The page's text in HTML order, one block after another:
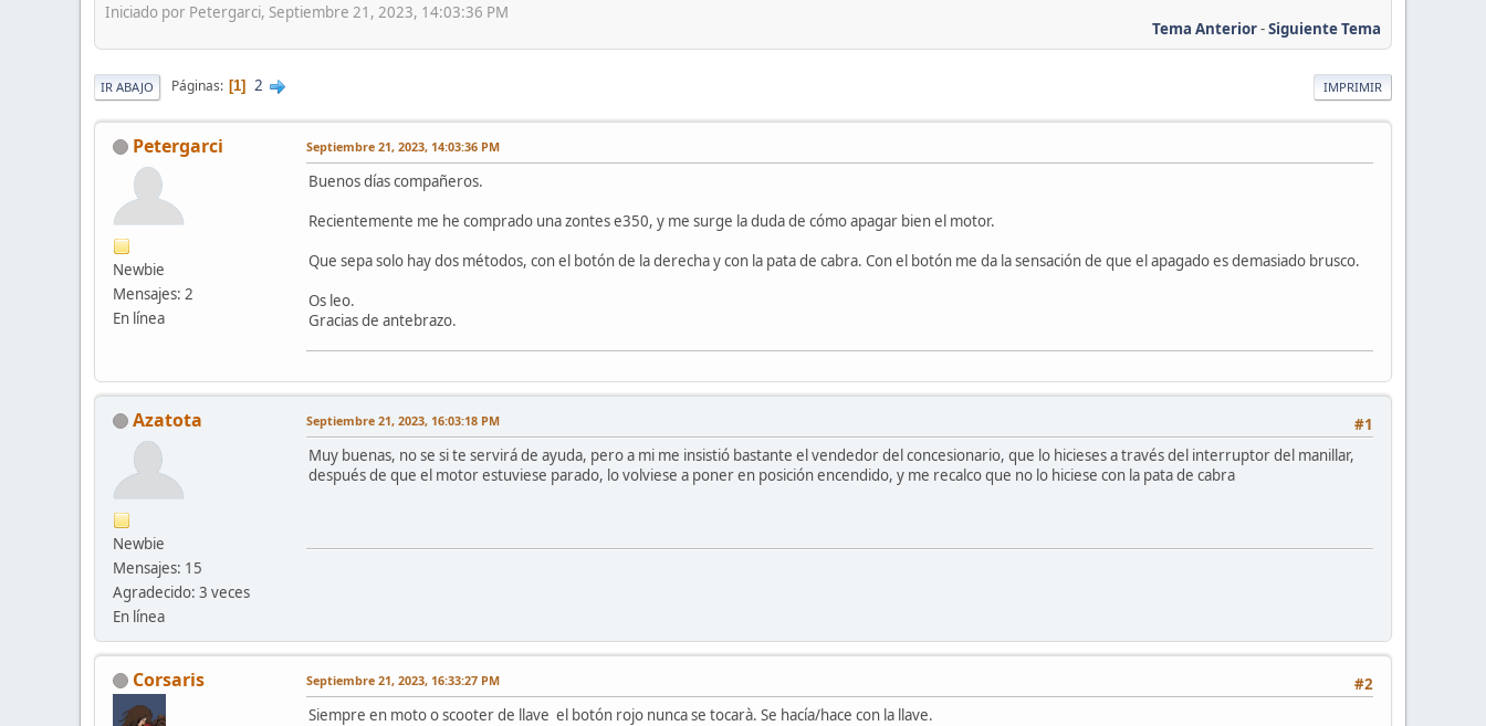
Iniciado por Petergarci, Septiembre 21, 2023, 14:03:36 PM
Tema Anterior-Siguiente Tema
IMPRIMIR
IR ABAJO Páginas 1 2
Petergarci
Newbie
Mensajes: 2
En línea
Septiembre 21, 2023, 14:03:36 PM
Buenos días compañeros.
Recientemente me he comprado una zontes e350, y me surge la duda de cómo apagar bien el motor.
Que sepa solo hay dos métodos, con el botón de la derecha y con la pata de cabra. Con el botón me da la sensación de que el apagado es demasiado brusco.
Os leo.
Gracias de antebrazo.
Azatota
Newbie
Mensajes: 15
Agradecido: 3 veces
En línea
#1
Septiembre 21, 2023, 16:03:18 PM
Muy buenas, no se si te servirá de ayuda, pero a mi me insistió bastante el vendedor del concesionario, que lo hicieses a través del interruptor del manillar,
después de que el motor estuviese parado, lo volviese a poner en posición encendido, y me recalco que no lo hiciese con la pata de cabra
Corsaris #2
Septiembre 21, 2023, 16:33:27 PM
Siempre en moto o scooter de llave el botón rojo nunca se tocarà. Se hacía/hace con la llave.